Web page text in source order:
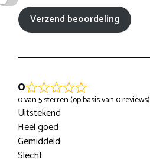
Verzend beoordeling
0
0 van 5 sterren (op basis van 0 reviews)
Uitstekend
Heel goed
Gemiddeld
Slecht